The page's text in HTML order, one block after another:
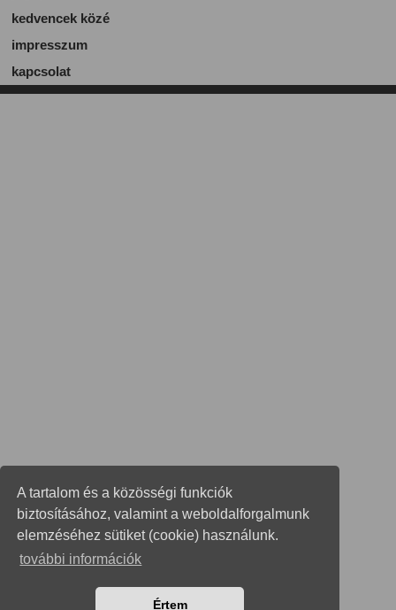
A tartalom és a közösségi funkciók
biztosításához, valamint a weboldalforgalmunk
elemzéséhez sütiket (cookie) használunk.
további információk
Értem
kedvencek közé
impresszum
kapcsolat